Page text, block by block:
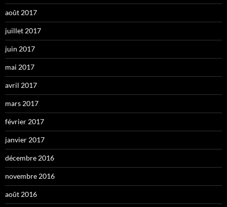
août 2017
juillet 2017
juin 2017
mai 2017
avril 2017
mars 2017
février 2017
janvier 2017
décembre 2016
novembre 2016
août 2016